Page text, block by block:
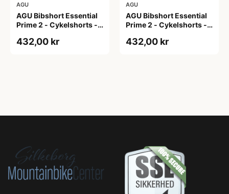
AGU
AGU Bibshort Essential
Prime 2 - Cykelshorts -
2XL
432,00 kr
AGU
AGU Bibshort Essential
Prime 2 - Cykelshorts -
L
432,00 kr